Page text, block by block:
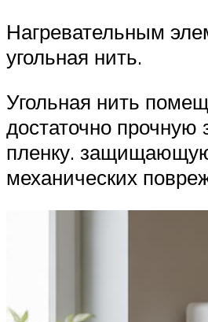
Нагревательным
угольная нить.
Угольная нить
достаточно
пленку.
механических